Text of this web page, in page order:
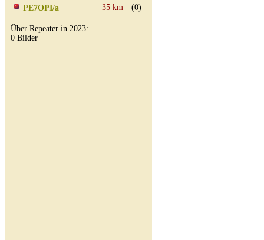
PE7OPI/a
35 km (0)
Über Repeater in 2023:
0 Bilder